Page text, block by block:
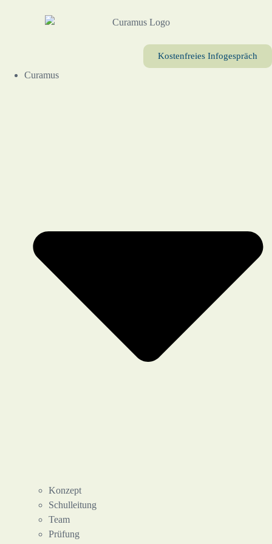
Kostenfreies Infogespräch
Curamus
Konzept
Schulleitung
Team
Prüfung